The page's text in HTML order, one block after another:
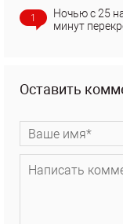
1
Ночью с 25
минут
Оставить